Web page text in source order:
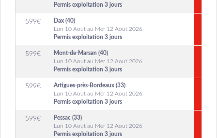
Permis exploitation 3 jours
599€
Dax (40)
Lun 10 Aout au Mer 12 Aout 2026
Permis exploitation 3 jours
599€
Mont-de-Marsan (40)
Lun 10 Aout au Mer 12 Aout 2026
Permis exploitation 3 jours
599€
Artigues-près-Bordeaux (33)
Lun 10 Aout au Mer 12 Aout 2026
Permis exploitation 3 jours
599€
Pessac (33)
Lun 10 Aout au Mer 12 Aout 2026
Permis exploitation 3 jours